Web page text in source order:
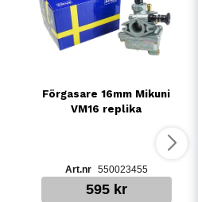
Förgasare 16mm Mikuni
VM16 replika
550023455
595 kr